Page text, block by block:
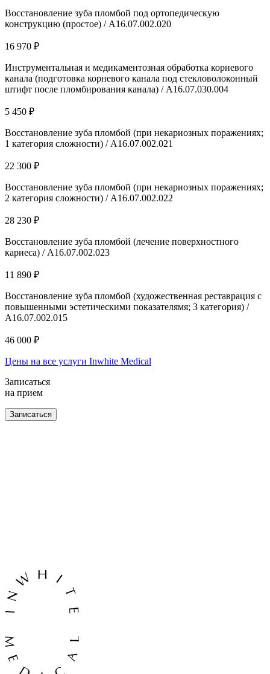
Восстановление зуба пломбой под ортопедическую
конструкцию (простое) / А16.07.002.020
16 970 ₽
Инструментальная и медикаментозная обработка корневого
канала (подготовка корневого канала под стекловолоконный
штифт после пломбирования канала) / A16.07.030.004
5 450 ₽
Восстановление зуба пломбой (при некариозных поражениях;
1 категория сложности) / A16.07.002.021
22 300 ₽
Восстановление зуба пломбой (при некариозных поражениях;
2 категория сложности) / A16.07.002.022
28 230 ₽
Восстановление зуба пломбой (лечение поверхностного
кариеса) / А16.07.002.023
11 890 ₽
Восстановление зуба пломбой (художественная реставрация с
повышенными эстетическими показателямя; 3 категория) /
А16.07.002.015
46 000 ₽
Цены на все услуги Inwhite Medical
Записаться
на прием
Записаться